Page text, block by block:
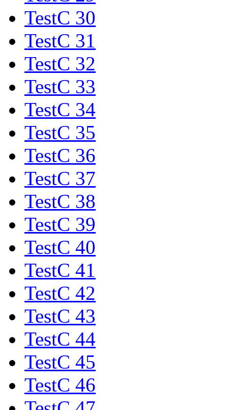
TestC 30
TestC 31
TestC 32
TestC 33
TestC 34
TestC 35
TestC 36
TestC 37
TestC 38
TestC 39
TestC 40
TestC 41
TestC 42
TestC 43
TestC 44
TestC 45
TestC 46